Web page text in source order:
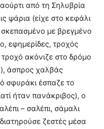
από τη Σηλυβρία
ψάρια (είχε στο κεφάλι
με βρεγμένο
εφημερίδες, τροχός
ακόνιζε στο δρόμο
άσπρος χαλβάς
σφυράκι έσπαζε το
ήταν πανάκριβος), ο
– σαλέπι, σάμαλι
ζεστές μέσα